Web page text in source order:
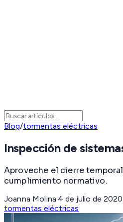
Blog/tormentas eléctricas
Inspección de
Aproveche el cierre
cumplimiento normativo.
Joanna Molina·4 de julio de 2020·
tormentas eléctricas